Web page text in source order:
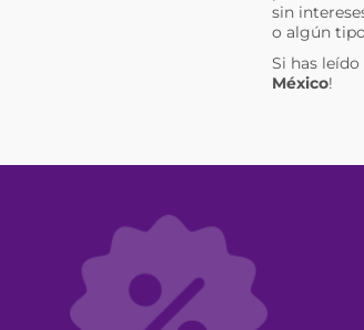
sin
o algún
Si has
México!